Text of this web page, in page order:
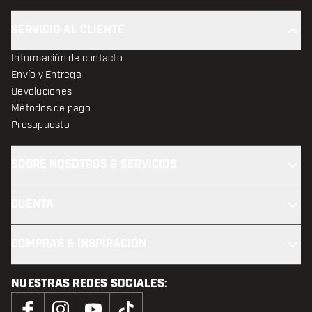
Información de contacto
Envío y Entrega
Devoluciones
Métodos de pago
Presupuesto
NUESTRAS REDES SOCIALES: